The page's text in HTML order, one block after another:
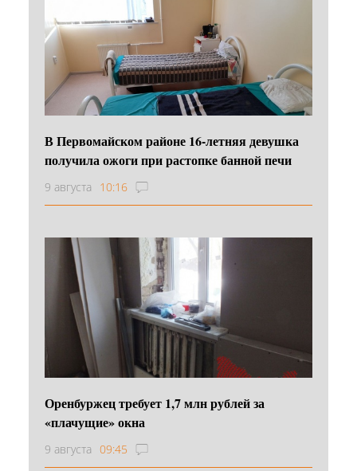
В Первомайском районе 16‑летняя девушка
получила ожоги при растопке банной печи
9 августа 10:16
Оренбуржец требует 1,7 млн рублей за
«плачущие» окна
9 августа 09:45